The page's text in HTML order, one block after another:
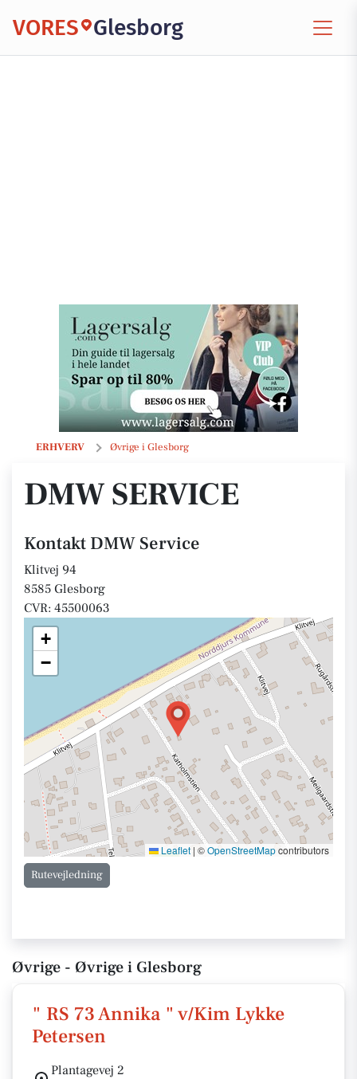
VORES Glesborg
ERHVERV Øvrige i Glesborg
DMW Service
DMW SERVICE
Kontakt DMW Service
Klitvej 94
8585 Glesborg
CVR: 45500063
+
−
Leaflet | ©OpenStreetMapcontributors
Rutevejledning
Øvrige - Øvrige i Glesborg
" RS 73 Annika " v/Kim Lykke
Petersen
Plantagevej 2